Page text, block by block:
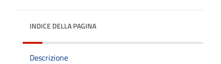
INDICE DELLA PAGINA
Descrizione